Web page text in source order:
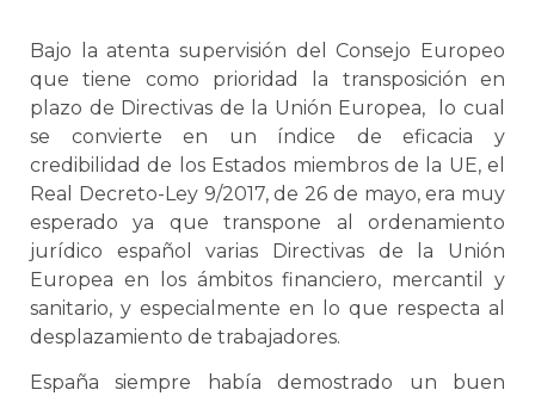
Bajo la atenta supervisión del Consejo Europeo
que tiene como prioridad la transposición en
plazo de Directivas de la Unión Europea, lo cual
se convierte en un índice de eficacia y
credibilidad de los Estados miembros de la UE, el
Real Decreto-Ley 9/2017, de 26 de mayo, era muy
esperado ya que transpone al ordenamiento
jurídico español varias Directivas de la Unión
Europea en los ámbitos financiero, mercantil y
sanitario, y especialmente en lo que respecta al
desplazamiento de trabajadores.
España siempre había demostrado un buen